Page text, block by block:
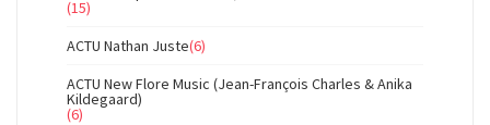
(15)
ACTU Nathan Juste(6)
ACTU New Flore Music (Jean-François Charles & Anika
Kildegaard)
(6)